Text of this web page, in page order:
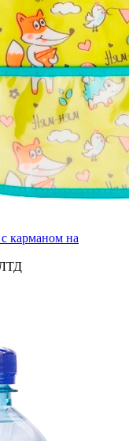
карманом на